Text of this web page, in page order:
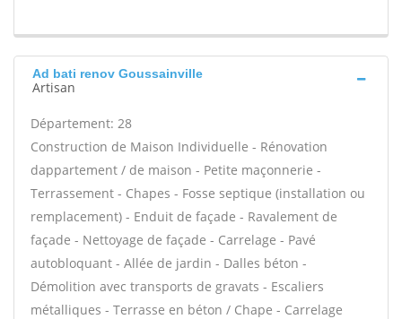
Ad bati renov Goussainville
Artisan
Département: 28
Construction de Maison Individuelle - Rénovation
dappartement / de maison - Petite maçonnerie -
Terrassement - Chapes - Fosse septique (installation ou
remplacement) - Enduit de façade - Ravalement de
façade - Nettoyage de façade - Carrelage - Pavé
autobloquant - Allée de jardin - Dalles béton -
Démolition avec transports de gravats - Escaliers
métalliques - Terrasse en béton / Chape - Carrelage